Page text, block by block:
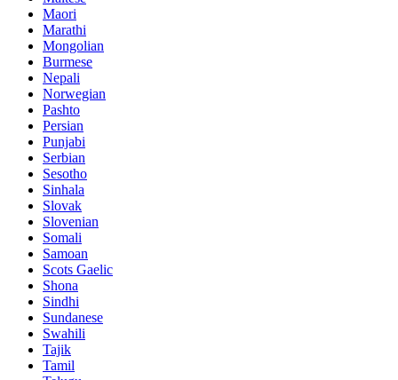
Maori
Marathi
Mongolian
Burmese
Nepali
Norwegian
Pashto
Persian
Punjabi
Serbian
Sesotho
Sinhala
Slovak
Slovenian
Somali
Samoan
Scots Gaelic
Shona
Sindhi
Sundanese
Swahili
Tajik
Tamil